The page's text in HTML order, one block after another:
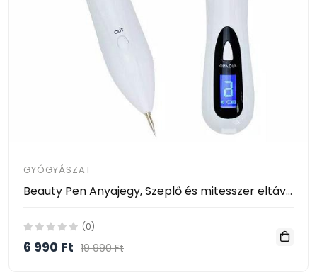
GYÓGYÁSZAT
Beauty Pen Anyajegy, Szeplő és mitesszer eltávolító toll
(0)
6 990 Ft 19 990 Ft